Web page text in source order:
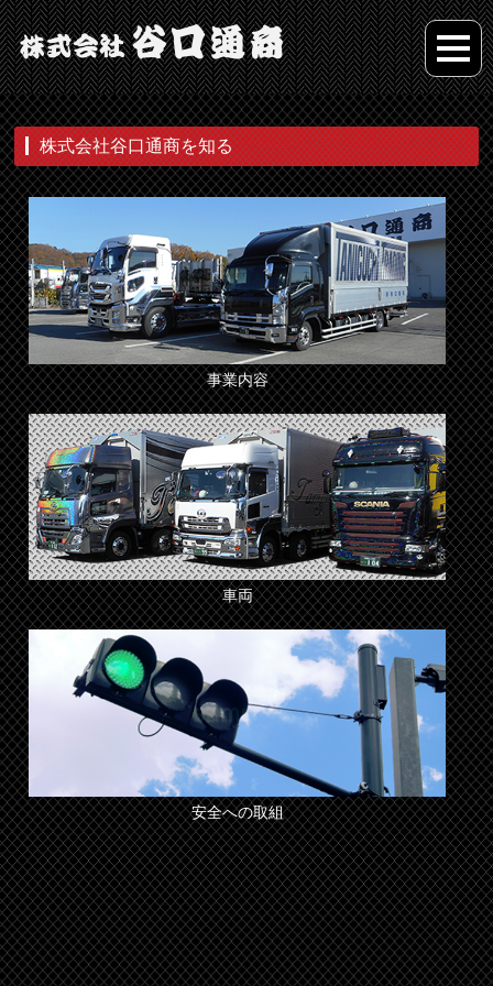
株式会社谷口通商を知る
事業内容
車両
安全への取組